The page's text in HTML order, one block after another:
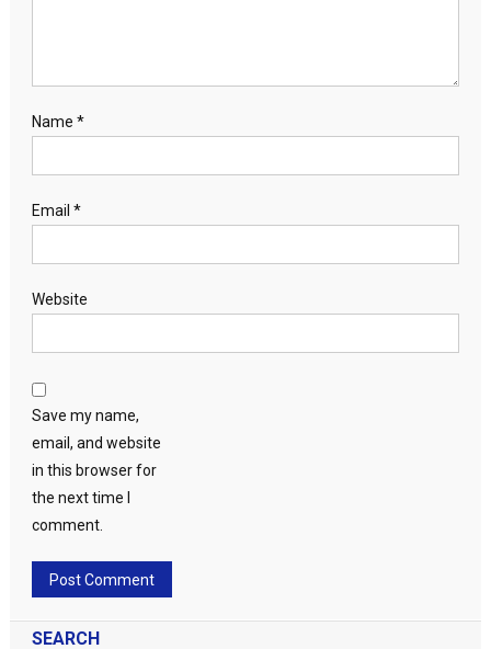
Name *
Email *
Website
Save my name,
email, and website
in this browser for
the next time I
comment.
SEARCH